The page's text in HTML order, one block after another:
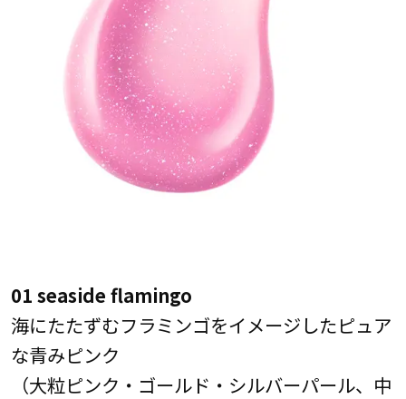
01 seaside flamingo
海にたたずむフラミンゴをイメージしたピュア
な青みピンク
（大粒ピンク・ゴールド・シルバーパール、中